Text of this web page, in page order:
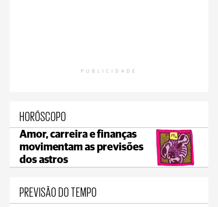
PUBLICIDADE
HORÓSCOPO
Amor, carreira e finanças
movimentam as previsões
dos astros
PREVISÃO DO TEMPO